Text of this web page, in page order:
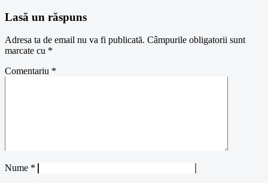
Lasă un răspuns
Adresa ta de email nu va fi publicată. Câmpurile obligatorii sunt
marcate cu *
Comentariu *
Nume *